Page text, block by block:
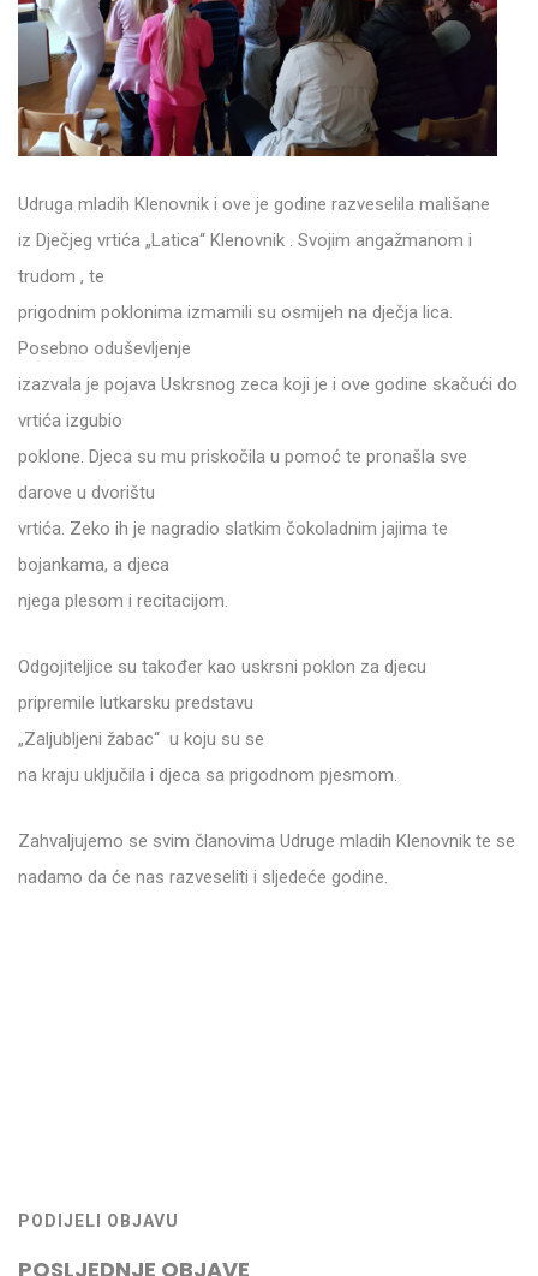
Udruga mladih Klenovnik i ove je godine razveselila mališane
iz Dječjeg vrtića „Latica“ Klenovnik . Svojim angažmanom i
trudom , te
prigodnim poklonima izmamili su osmijeh na dječja lica.
Posebno oduševljenje
izazvala je pojava Uskrsnog zeca koji je i ove godine skačući do
vrtića izgubio
poklone. Djeca su mu priskočila u pomoć te pronašla sve
darove u dvorištu
vrtića. Zeko ih je nagradio slatkim čokoladnim jajima te
bojankama, a djeca
njega plesom i recitacijom.
Odgojiteljice su također kao uskrsni poklon za djecu
pripremile lutkarsku predstavu
„Zaljubljeni žabac“ u koju su se
na kraju uključila i djeca sa prigodnom pjesmom.
Zahvaljujemo se svim članovima Udruge mladih Klenovnik te se
nadamo da će nas razveseliti i sljedeće godine.
PODIJELI OBJAVU
POSLJEDNJE OBJAVE